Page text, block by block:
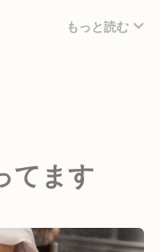
る方
たい方
もっと読む
てます